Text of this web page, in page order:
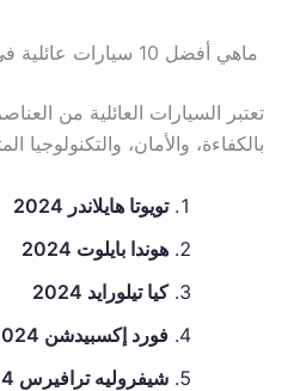
ماهي أفضل 10 سيارات عائلية في 2024 ؟
بالكفاءة، والأمان،
تويوتا هايلاندر 2024
هوندا بايلوت 2024
كيا تيلورايد 2024
فورد إكسبيدشن 2024
شيفروليه ترافيرس 2024